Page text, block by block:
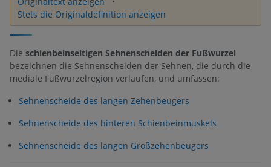
Stets die Originaldefinition anzeigen
Die schienbeinseitigen Sehnenscheiden der Fußwurzel
bezeichnen die Sehnenscheiden der Sehnen, die durch die
mediale Fußwurzelregion verlaufen, und umfassen:
Sehnenscheide des langen Zehenbeugers
Sehnenscheide des hinteren Schienbeinmuskels
Sehnenscheide des langen Großzehenbeugers